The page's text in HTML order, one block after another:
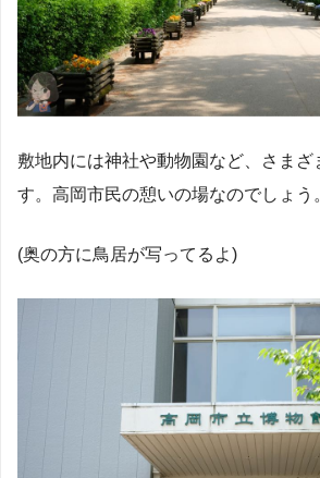
敷地内には神社や動物園など、さまざ
す。高岡市民の憩いの場なのでしょう。
(奥の方に鳥居が写ってるよ)